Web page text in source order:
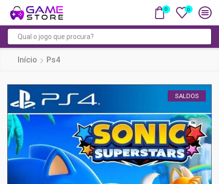
0 0
de
Início Ps4
SALDOS